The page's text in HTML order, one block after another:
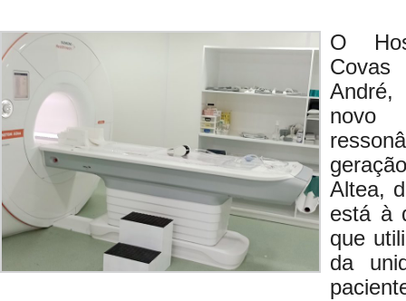
O
André,
Altea,
está à
que
da